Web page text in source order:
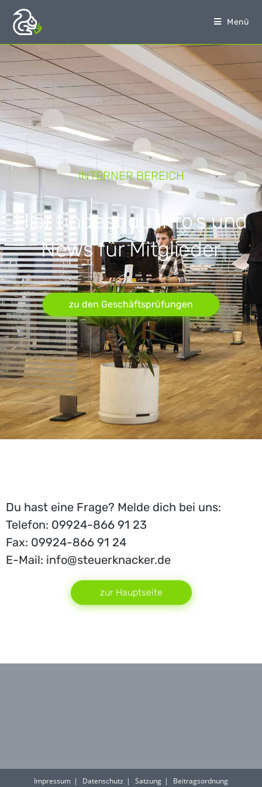
Menü
INTERNER BEREICH
Hier findest du Info's und
News für Mitglieder
zu den Geschäftsprüfungen
Du hast eine Frage? Melde dich bei uns:
Telefon: 09924-866 91 23
Fax: 09924-866 91 24
E-Mail: info@steuerknacker.de
zur Hauptseite
Impressum Datenschutz Satzung Beitragsordnung